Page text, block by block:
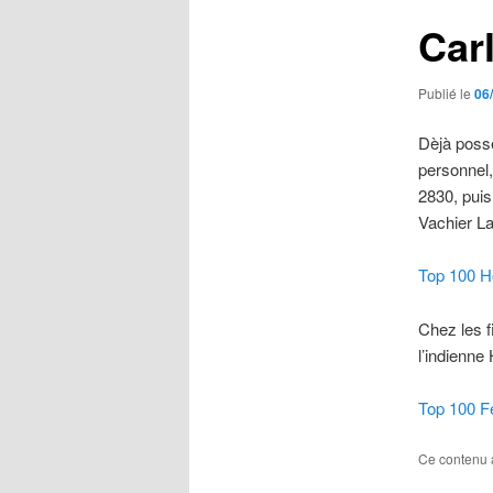
Publié le
Dèjà
2830,
Vachier
Top 100
Chez les
Top 100
Ce contenu